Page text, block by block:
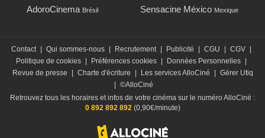
AdoroCinema Brésil Sensacine México Mexique
Contact Qui sommes-nous Recrutement Publicité CGU CGV
Politique de cookies
Préférences cookies Données Personnelles
Revue de presse
Charte d'écriture Les services AlloCiné
Gérer Utiq
©AlloCiné
Retrouvez tous les horaires et infos de votre cinéma sur le numéro AlloCiné :
0 892 892 892(0,90€/minute)